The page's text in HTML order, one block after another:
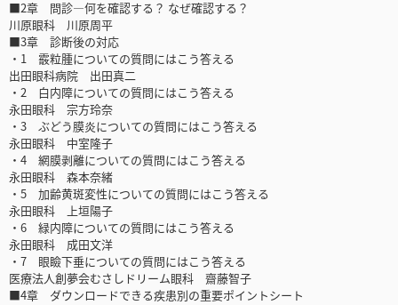
■2章 問診―何を確認する？ なぜ確認する？
川原眼科 川原周平
■3章 診断後の対応
・1 霰粒腫についての質問にはこう答える
出田眼科病院 出田真二
・2 白内障についての質問にはこう答える
永田眼科 宗方玲奈
・3 ぶどう膜炎についての質問にはこう答える
永田眼科 中室隆子
・4 網膜剥離についての質問にはこう答える
永田眼科 森本奈緒
・5 加齢黄斑変性についての質問にはこう答える
永田眼科 上垣陽子
・6 緑内障についての質問にはこう答える
永田眼科 成田文洋
・7 眼瞼下垂についての質問にはこう答える
医療法人創夢会むさしドリーム眼科 齋藤智子
■4章 ダウンロードできる疾患別の重要ポイントシート